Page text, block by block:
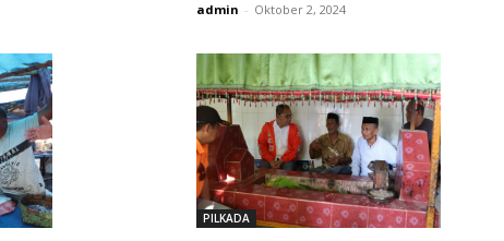
admin - Oktober 2, 2024
PILKADA